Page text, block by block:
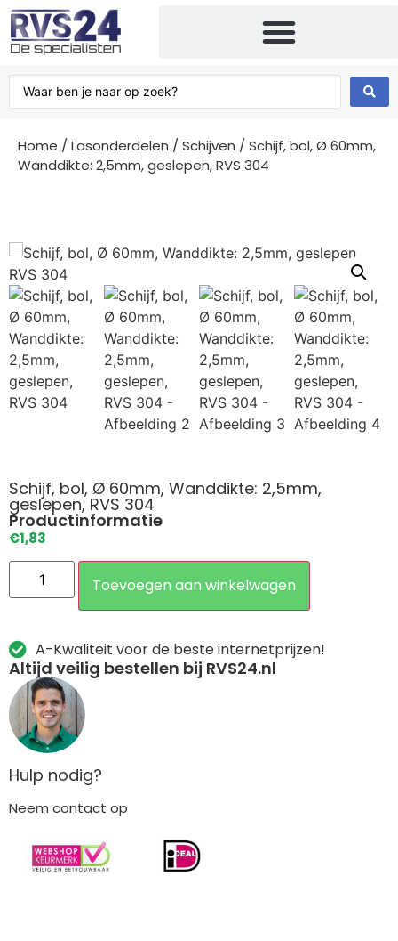
Home /Lasonderdelen /Schijven / Schijf, bol, Ø 60mm,
Wanddikte: 2,5mm, geslepen, RVS 304
Schijf, bol, Ø 60mm, Wanddikte: 2,5mm,
geslepen, RVS 304
Productinformatie
€1,83
Toevoegen aan winkelwagen
A-Kwaliteit voor de beste internetprijzen!
Altijd veilig bestellen bij RVS24.nl
Hulp nodig?
Neem contact op